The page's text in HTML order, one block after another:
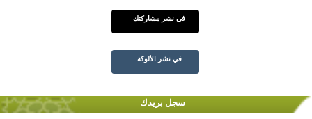
في نشر مشاركتك
في نشر الألوكة
سجل بريدك